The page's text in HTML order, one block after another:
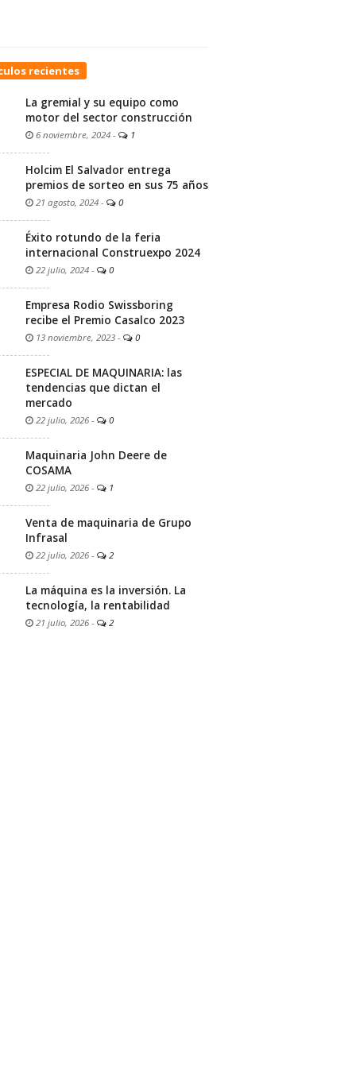
recientes
La gremial y su equipo como
motor del sector construcción
6 noviembre, 2024 - 1
Holcim El Salvador entrega
premios de sorteo en sus 75 años
21 agosto, 2024 - 0
Éxito rotundo de la feria
internacional Construexpo 2024
22 julio, 2024 - 0
Empresa Rodio Swissboring
recibe el Premio Casalco 2023
13 noviembre, 2023 - 0
ESPECIAL DE MAQUINARIA: las
tendencias que dictan el
mercado
22 julio, 2026 - 0
Maquinaria John Deere de
COSAMA
22 julio, 2026 - 1
Venta de maquinaria de Grupo
Infrasal
22 julio, 2026 - 2
La máquina es la inversión. La
tecnología, la rentabilidad
21 julio, 2026 - 2